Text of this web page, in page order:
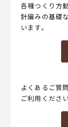
各種つくり方
針編みの基礎
います。
よくあるご質
ご利用くださ